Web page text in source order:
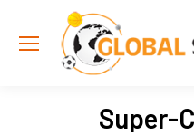
Super-